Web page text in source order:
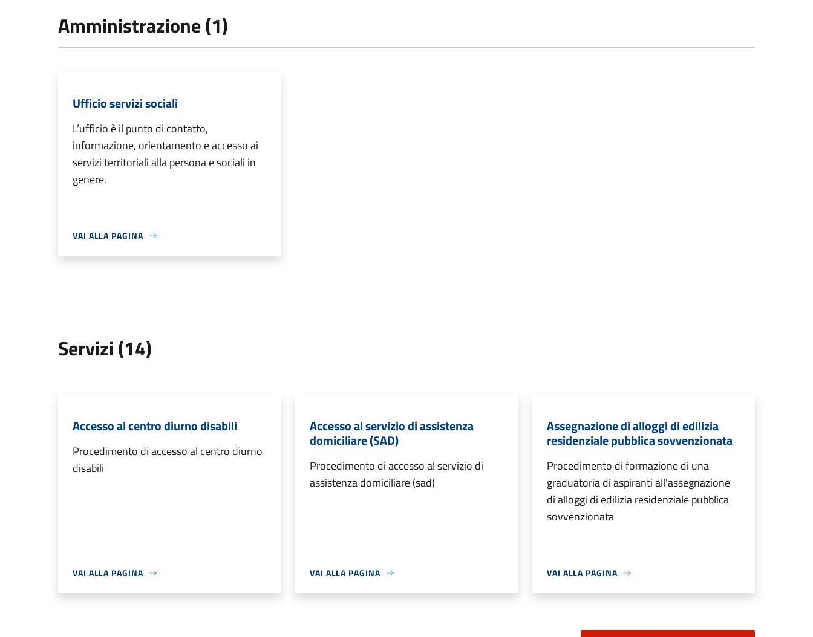
Amministrazione (1)
Ufficio servizi sociali
L’ufficio è il punto di contatto,
informazione, orientamento e accesso ai
servizi territoriali alla persona e sociali in
genere.
VAI ALLA PAGINA
Servizi (14)
Accesso al centro diurno disabili
Procedimento di accesso al centro diurno
disabili
VAI ALLA PAGINA
Accesso al servizio di assistenza
domiciliare (SAD)
Procedimento di accesso al servizio di
assistenza domiciliare (sad)
VAI ALLA PAGINA
Assegnazione di alloggi di edilizia
residenziale pubblica sovvenzionata
Procedimento di formazione di una
graduatoria di aspiranti all'assegnazione
di alloggi di edilizia residenziale pubblica
sovvenzionata
VAI ALLA PAGINA